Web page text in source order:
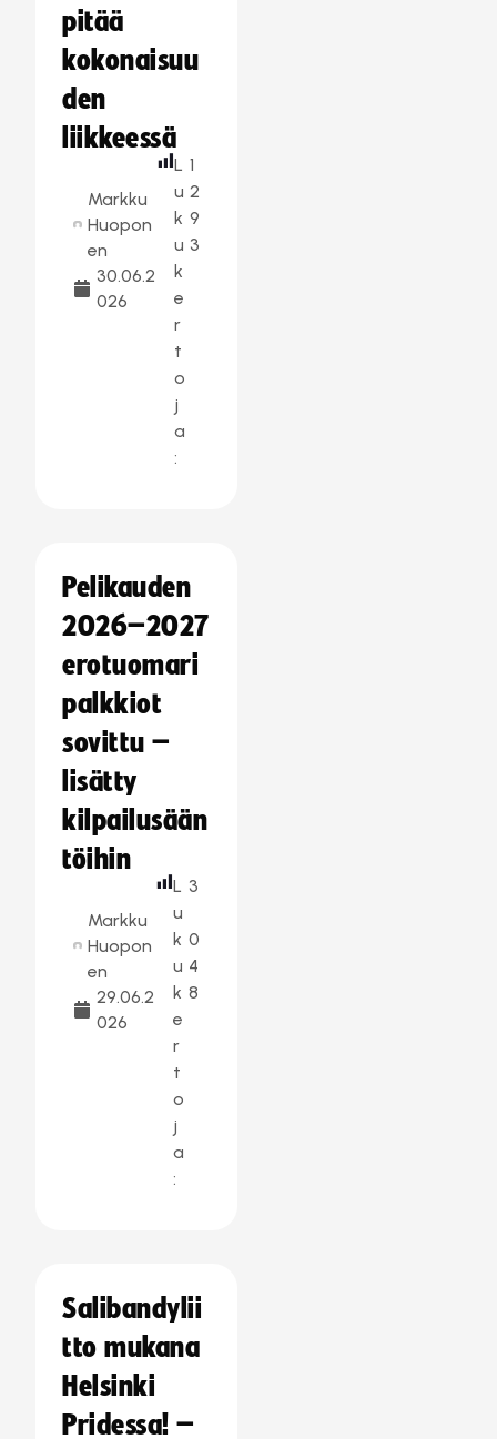
pitää
kokonaisuu
den
liikkeessä
Markku
Huopon
en
30.06.2
026
L
u
k
u
k
e
r
t
o
j
a
:
1
2
9
3
Pelikauden
2026–2027
erotuomari
palkkiot
sovittu –
lisätty
kilpailusään
töihin
Markku
Huopon
en
29.06.2
026
L
u
k
u
k
e
r
t
o
j
a
:
3
0
4
8
Salibandylii
tto mukana
Helsinki
Pridessa! –